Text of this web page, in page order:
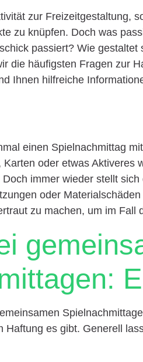
zur Freizeitgestaltung,
zu knüpfen. Doch was
passiert? Wie
die häufigsten Fragen zur
Ihnen hilfreiche
einen Spielnachmittag
oder etwas Aktiveres
immer wieder stellt
oder
zu machen, um im Fall
Haftung es gibt. Generell